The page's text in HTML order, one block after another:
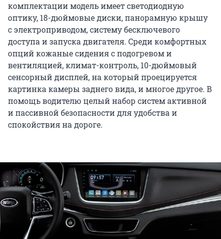
комплектации модель имеет светодиодную
оптику, 18-дюймовые диски, панорамную крышу
с электроприводом, систему бесключевого
доступа и запуска двигателя. Среди комфортных
опций кожаные сидения с подогревом и
вентиляцией, климат-контроль, 10-дюймовый
сенсорный дисплей, на который проецируется
картинка камеры заднего вида, и многое другое. В
помощь водителю целый набор систем активной
и пассивной безопасности для удобства и
спокойствия на дороге.